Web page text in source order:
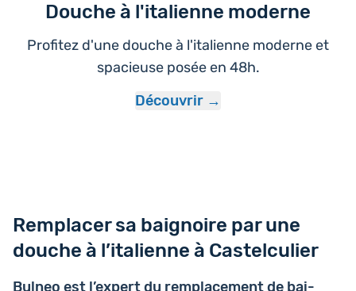
Douche à l'italienne moderne
Profitez d'une douche à l'italienne moderne et
spacieuse posée en 48h.
Découvrir
Remplacer sa baignoire par une
douche à l’italienne à Castelculier
Bulneo est l’ex­pert du rem­pla­ce­ment de bai­